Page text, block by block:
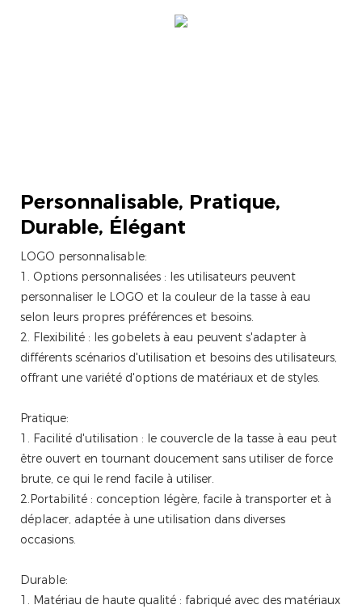
Personnalisable, Pratique,
Durable, Élégant
LOGO personnalisable:
1. Options personnalisées : les utilisateurs peuvent
personnaliser le LOGO et la couleur de la tasse à eau
selon leurs propres préférences et besoins.
2. Flexibilité : les gobelets à eau peuvent s'adapter à
différents scénarios d'utilisation et besoins des utilisateurs,
offrant une variété d'options de matériaux et de styles.
Pratique:
1. Facilité d'utilisation : le couvercle de la tasse à eau peut
être ouvert en tournant doucement sans utiliser de force
brute, ce qui le rend facile à utiliser.
2.Portabilité : conception légère, facile à transporter et à
déplacer, adaptée à une utilisation dans diverses
occasions.
Durable:
1. Matériau de haute qualité : fabriqué avec des matériaux